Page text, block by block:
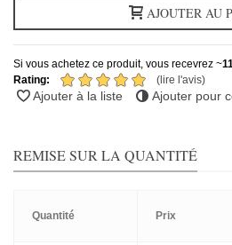
AJOUTER AU
Si vous achetez ce produit, vous recevrez ~
Rating:
(lire l'avis)
Ajouter à la liste Ajouter pour
REMISE SUR LA QUANTITÉ
Quantité Prix